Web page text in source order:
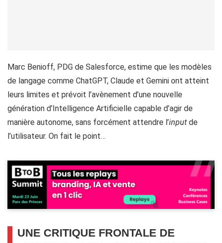
Marc Benioff, PDG de Salesforce, estime que les modèles
de langage comme ChatGPT, Claude et Gemini ont atteint
leurs limites et prévoit l’avènement d’une nouvelle
génération d’Intelligence Artificielle capable d’agir de
manière autonome, sans forcément attendre l’input de
l’utilisateur. On fait le point…
UNE CRITIQUE FRONTALE DE